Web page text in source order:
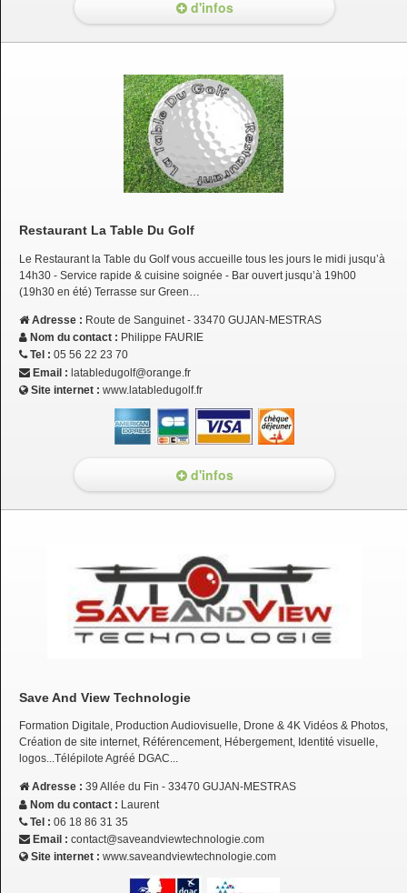
d'infos
Restaurant La Table Du Golf
Le Restaurant la Table du Golf vous accueille tous les jours le midi jusqu’à
14h30 - Service rapide & cuisine soignée - Bar ouvert jusqu’à 19h00
(19h30 en été) Terrasse sur Green…
Adresse : Route de Sanguinet - 33470 GUJAN-MESTRAS
Nom du contact : Philippe FAURIE
Tel : 05 56 22 23 70
Email : latabledugolf@orange.fr
Site internet : www.latabledugolf.fr
d'infos
Save And View Technologie
Formation Digitale, Production Audiovisuelle, Drone & 4K Vidéos & Photos,
Création de site internet, Référencement, Hébergement, Identité visuelle,
logos...Télépilote Agréé DGAC...
Adresse : 39 Allée du Fin - 33470 GUJAN-MESTRAS
Nom du contact : Laurent
Tel : 06 18 86 31 35
Email : contact@saveandviewtechnologie.com
Site internet : www.saveandviewtechnologie.com